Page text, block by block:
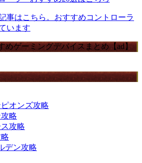
事はこちら。おすすめコントローラ
います
めゲーミングデバイスまとめ【ad】
オンズ攻略
略
攻略
デン攻略